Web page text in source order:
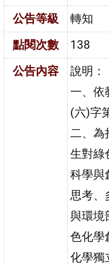
公告等級
轉知
點閱次數
138
公告內容
說明：
一、依
(六)字
二、為
生對綠
科學與
思考、
與環境
色化學
化學獨